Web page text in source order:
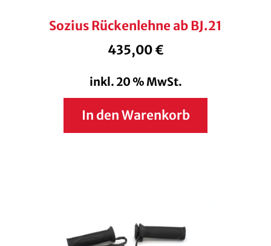
Sozius Rückenlehne ab BJ.21
435,00€
inkl. 20 % MwSt.
In den Warenkorb